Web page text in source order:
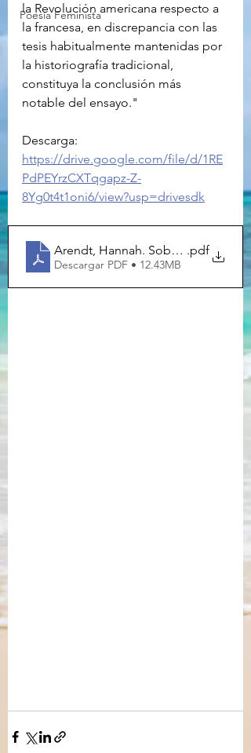
Poesía Feminista
la Revolución americana respecto a
la francesa, en discrepancia con las
tesis habitualmente mantenidas por
la historiografía tradicional,
constituya la conclusión más
notable del ensayo."
Descarga:
https://drive.google.com/file/d/1RE
PdPEYrzCXTqgapz-Z-
8Yg0t4t1oni6/view?usp=drivesdk
Arendt, Hannah. .pdf
Descargar PDF • 12.43MB